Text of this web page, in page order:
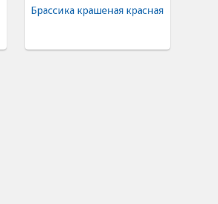
Брассика крашеная красная